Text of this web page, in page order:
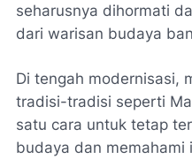
seharusnya dihormati
dari warisan budaya
Di tengah modernisasi,
tradisi-tradisi seperti
satu cara untuk tetap
budaya dan